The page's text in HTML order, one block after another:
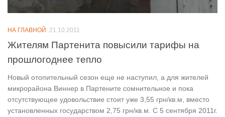
НА ГЛАВНОЙ 21.10.2011
Жителям Партенита повысили тарифы на
прошлогоднее тепло
Новый отопительный сезон еще не наступил, а для жителей
микрорайона Виннер в Партените сомнительное и пока
отсутствующее удовольствие стоит уже 3,55 грн/кв.м, вместо
установленных государством 2,75 грн/кв.м. C 5 сентября 2011г.